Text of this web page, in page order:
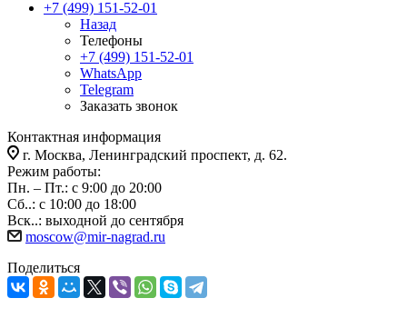
+7 (499) 151-52-01
Назад
Телефоны
+7 (499) 151-52-01
WhatsApp
Telegram
Заказать звонок
Контактная информация
г. Москва, Ленинградский проспект, д. 62.
Режим работы:
Пн. – Пт.: с 9:00 до 20:00
Сб..: с 10:00 до 18:00
Вск..: выходной до сентября
moscow@mir-nagrad.ru
Поделиться